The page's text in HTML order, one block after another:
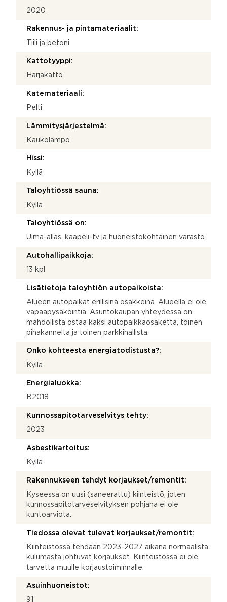
2020
Rakennus- ja pintamateriaalit:
Tiili ja betoni
Kattotyyppi:
Harjakatto
Katemateriaali:
Pelti
Lämmitysjärjestelmä:
Kaukolämpö
Hissi:
Kyllä
Taloyhtiössä sauna:
Kyllä
Taloyhtiössä on:
Uima-allas, kaapeli-tv ja huoneistokohtainen varasto
Autohallipaikkoja:
13 kpl
Lisätietoja taloyhtiön autopaikoista:
Alueen autopaikat erillisinä osakkeina. Alueella ei ole
vapaapysäköintiä. Asuntokaupan yhteydessä on
mahdollista ostaa kaksi autopaikkaosaketta, toinen
pihakannelta ja toinen parkkihallista.
Onko kohteesta energiatodistusta?:
Kyllä
Energialuokka:
B2018
Kunnossapitotarveselvitys tehty:
2023
Asbestikartoitus:
Kyllä
Rakennukseen tehdyt korjaukset/remontit:
Kyseessä on uusi (saneerattu) kiinteistö, joten
kunnossapitotarveselvityksen pohjana ei ole
kuntoarviota.
Tiedossa olevat tulevat korjaukset/remontit:
Kiinteistössä tehdään 2023-2027 aikana normaalista
kulumasta johtuvat korjaukset. Kiinteistössä ei ole
tarvetta muulle korjaustoiminnalle.
Asuinhuoneistot:
91